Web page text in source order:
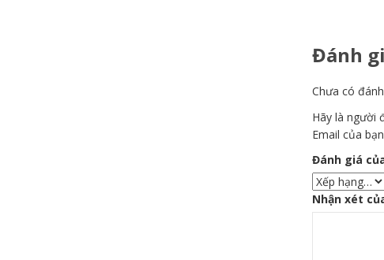
Đánh
Chưa có
Hãy là người
Email của
Đánh giá
Nhận xét